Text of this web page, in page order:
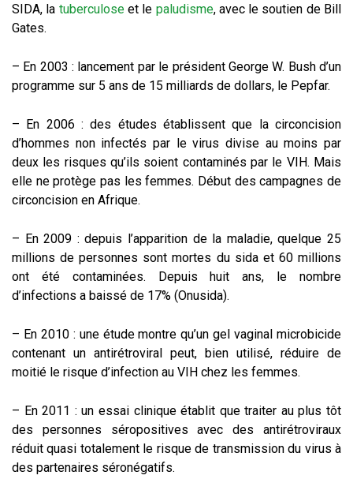
SIDA, la tuberculoseet le paludisme, avec le soutien de Bill
Gates.
– En 2003 : lancement par le président George W. Bush d’un
programme sur 5 ans de 15 milliards de dollars, le Pepfar.
– En 2006 : des études établissent que la circoncision
d’hommes non infectés par le virus divise au moins par
deux les risques qu’ils soient contaminés par le VIH. Mais
elle ne protège pas les femmes. Début des campagnes de
circoncision en Afrique.
– En 2009 : depuis l’apparition de la maladie, quelque 25
millions de personnes sont mortes du sida et 60 millions
ont été contaminées. Depuis huit ans, le nombre
d’infections a baissé de 17% (Onusida).
– En 2010 : une étude montre qu’un gel vaginal microbicide
contenant un antirétroviral peut, bien utilisé, réduire de
moitié le risque d’infection au VIH chez les femmes.
– En 2011 : un essai clinique établit que traiter au plus tôt
des personnes séropositives avec des antirétroviraux
réduit quasi totalement le risque de transmission du virus à
des partenaires séronégatifs.